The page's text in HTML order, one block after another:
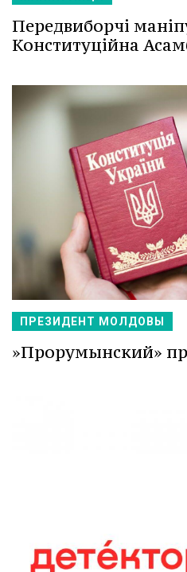
Передвиборчі
Конституційна
ПРЕЗИДЕНТ МОЛДОВЫ
»Прорумынский»